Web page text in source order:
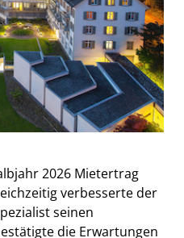
2026 Mietertrag
verbesserte der
seinen
die Erwartungen